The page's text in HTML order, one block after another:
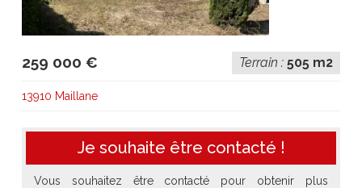
259 000 € Terrain : 505 m2
13910 Maillane
Je souhaite être contacté !
Vous souhaitez être contacté pour obtenir plus